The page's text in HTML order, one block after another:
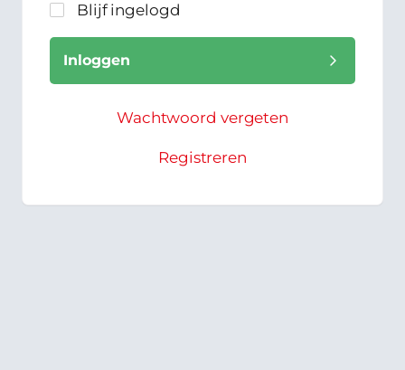
Blijf ingelogd
Inloggen
Wachtwoord vergeten
Registreren